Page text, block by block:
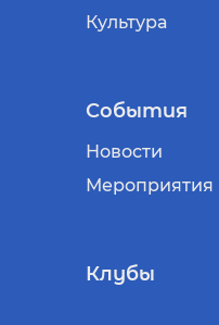
Культура
События
Новости
Мероприятия
Клубы